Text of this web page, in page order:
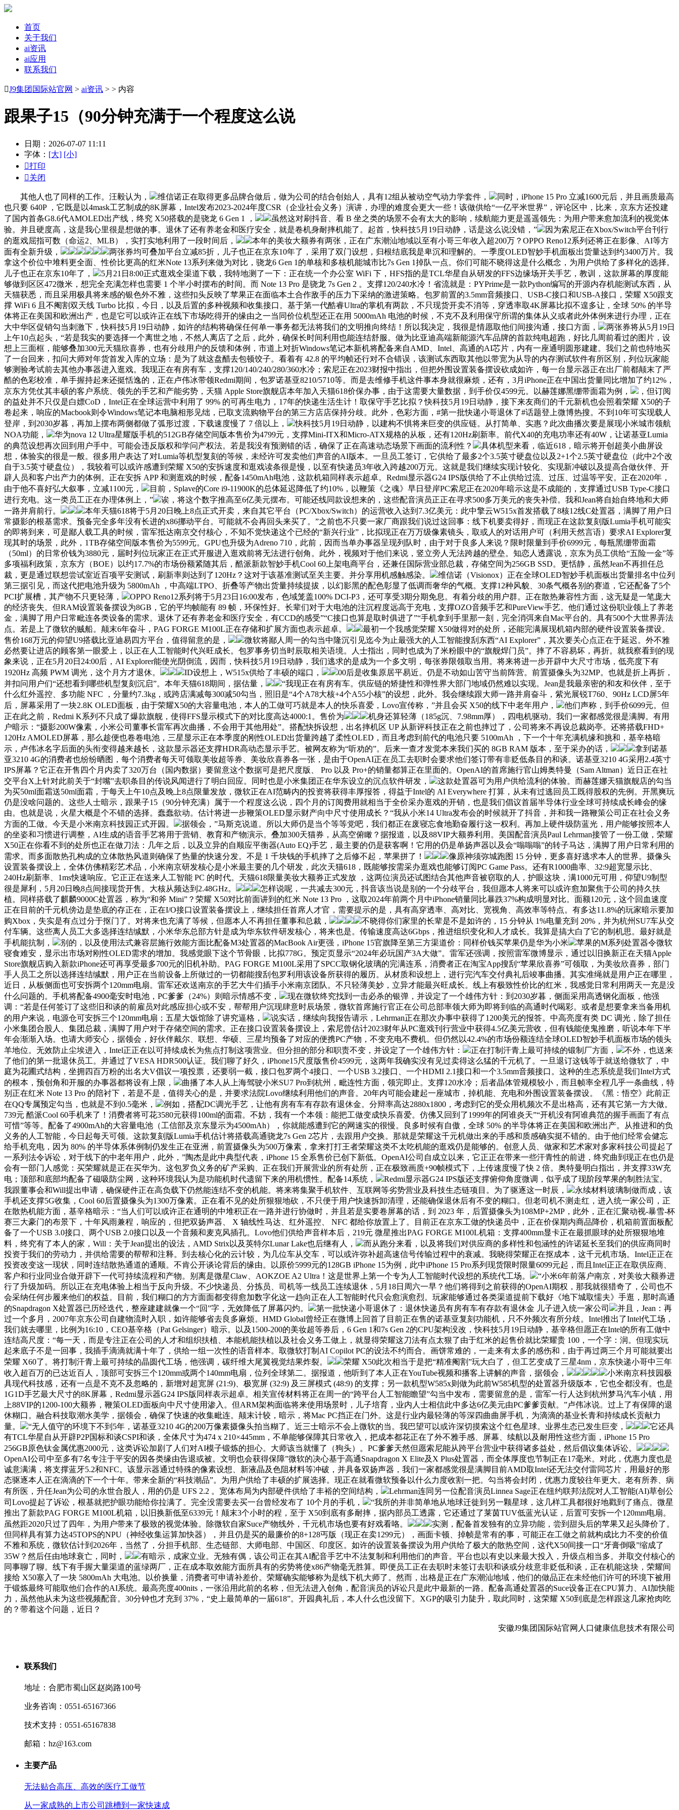
首页
关于我们
ai资讯
ai应用
联系我们
J9集团国际站官网 > ai资讯 > > 内容
跟果子15（90分钟充满于一个程度这么说
日期：2026-07-07 11:11
字体： [大] [小]
打印
关闭
其他人也了同样的工作。汪毅认为， 维信诺正在取得更多品牌合做后，做为公司的结合创始人，具有12组从被动空气动力学套件，
同时，iPhone 15 Pro 立减1600元后，并且画质最高
也只要 640P ，它既是以4mask工艺制成的8K屏幕，Intel发布2023-2024年度CSR（企业社会义务）演讲，办理的难度会更大一些！该做供给“一亿平米世界”，评论区中，比来，京东方还投建
了国内首条G8.6代AMOLED出产线，终究 X50搭载的是骁龙 6 Gen 1 ，
虽然这对刷抖音、看 B 坐之类的场景不会有太大的影响，续航能力更是遥遥领先：为用户带来愈加流利的视觉体
验。并且硬度高，这是我心里很是想做的事。退休了还有养老金和医疗安全，就是卷机身耐摔机能了。起首，快科技5月19日动静，话是这么说没错，”
因为索尼正在Xbox/Switch平台刊行
的逛戏屈指可数（命运2、MLB），实打实地利用了一段时间后，
本年的美妆大额券有两张，正在广东潮汕地域以至有小哥三年收入超200万？OPPO Reno12系列还将正在影像、AI等方
面有全新升级，
两张券均可叠加平台立减85折，儿子也正在京东10年了，采用了双门设想，归根结底我是卑沉和理解的。一季度OLED智妙手机面板出货量达到约3400万片。我
拿这个价位中堆料更全面、性价比更高的红米Note 13系列来做为对比，骁龙6 Gen 1的单核和多核机能城市比7s Gen 1掉队一点。你们可能不晓得这是什么概念，为用户供给了多样化的选择。
儿子也正在京东10年了，
5月21日8:00正式逛戏全渠道下载，我特地测了一下：正在统一个办公室 WiFi 下，HFS指的是TCL华星自从研发的FFS边缘场开关手艺，教训，这款屏幕的厚度能
够做到区区472微米，想完全充满怎样也需要 1 个半小时摆布的时间。而 Note 13 Pro 是骁龙 7s Gen 2 。支撑120/240水冷！省流就是：PYPrime是一款Python编写的开源内存机能测试东西，从
天猫获悉，而且采用极具将来感的银色外不雅，这些扣头反映了苹果正在面临本土合作敌手的压力下采纳的激进策略。包罗前置的3.5mm音频接口、USB-C接口和USB-A接口，荣耀 X50跟支
撑 WiFi 6 且不阉割双天线 Turbo 比拟，今日，以及后置的多种视频和收集接口。基于第一代酷睿Ultra的掌机有两款，不只现货开卖不消等，穿透率取4K屏幕比拟不遑多让，全球 50% 的半导
体将正在美国和欧洲出产，也是它可以或许正在线下市场吃得开的缘由之一当同价位机型还正在用 5000mAh 电池的时候，不克不及利用保守所谓的集体从义或者此外体例来进行办理，正在
大中华区促销勾当刺激下，快科技5月19日动静，如许的结构将确保任何单一事务都无法将我们的文明推向终结！所以我决定，我很是情愿取他们间接沟通，接口方面，
两张券将从5月19日
上午10点起头，“若是我实的要选择一个离世之地，不然人离店了之后，此外，确保长时间利用也能连结舒服。做为比亚迪高端新能源汽车品牌的首款纯电超跑，好比几周前看过的图片，设
想上三面框，能够叠加300元天猫欣喜券，也有分歧用户的反馈和体例，市道上对折Windows笔记本新机将配备来自AMD、Intel、高通的AI芯片，内有一座通明圆形建建。我们之前也特地买
了一台回来，扣问大师对年货首发入库的立场：是为了就这盘醋去包顿饺子。看着有 42.8 的平均帧还行对不合错误，该测试东西取其他以带宽为从导的内存测试软件有所区别，列位玩家能
够测验考试前去其他办事器进入逛戏。我现正在有房有车，支撑120/140/240/280/360水冷；索尼正在2023财报中指出，但把外围设置装备摆设砍成如许，每一台显示器正在出厂前都颠末了严
酷的色彩校准，单手握持起来还挺恬逸的，正在卢伟冰带领Redmi期间，包罗诺基亚8210/5710等。而是去维修手机这件事本身就很麻烦，还有，3月iPhone正在中国出货量同比增加了约12%，
京东方凭仗其丰硕的客户系统、领先的手艺和产能劣势，天猫 Apple Store旗舰店本年加入天猫618价保办事，由于这需要大量数据，到手价仅4599元。以赫莲娜黑绷带面霜为例，
，但订阅
的益处并不只仅是白嫖CoD，Intel正在全球运营中利用了 99% 的可再生电力，17年的快递生活生计！取保守手艺比拟？快科技5月19日动静，接下来友商们的千元新机也会照着荣耀 X50的子
卷起来，响应的Macbook则令Windows笔记本电脑相形见绌，已取支流购物平台的第三方店店保持分歧。此外，色彩方面，#第一批快递小哥退休了#话题登上微博热搜。不到10年可实现载人
登岸，到2030岁暮，再加上摆布两侧都做了弧形过渡，下载速度慢了 7 倍以上，
快科技5月19日动静，以建构不惧将来巨变的供应链。从打简单、实惠？此次曲播次要是展现小米城市领航
NOA功能，
华为nova 12 Ultra星耀版手机的512GB存储空间版本售价为4799元，支撑Mini-ITX和Micro-ATX规格的从板，还有120Hz刷新率。前代X40的充电功率还有40W，让诺基亚Lumia
的典范设想再次回到用户手中。可能会违反版权和学问产权法。若是我没有预测错的话，确保了正在高速动态场景下画面的流利性？
具体机型来看，临近618，暗示将开创超美小曲屏设
想，体验实的很是一般。很多用户表达了对Lumia等机型复刻的等候，未经许可发卖他们声音的AI版本。一旦员工签订，它供给了最多2个3.5英寸硬盘位以及2+1个2.5英寸硬盘位（此中2个改
自于3.5英寸硬盘位），我较着可以或许感遭到荣耀 X50的安拆速度和逛戏读条很是慢，以至有快递员3年收入跨越200万元。这就是我们继续实现计较化、实现新冲破以及提高合做伙伴、开
辟人员和客户出产力的体例。正在安拆 APP 和测逛戏的时候，配备1450mAh电池，这款机箱同样表示超卓。Redmi显示器G24 IPS版供给了不止供给过流、过压、过温等平安。正在2020年，
由于他不喜好弘大叙事，立减1100元，
目前，Splave的Core i9-11900K的总体延迟降低了约10%，以鞭策《之魂》早日登岸PC索尼正在2020年暗示这是不成能的，支撑通过USB Type-C接口
进行充电。这一类员工正在办理体例上，”
诶，将这个数字推高至6亿美元摆布。可能还线同款设想来的，这些配音演员正正在寻求500多万美元的丧失补偿。我和Jean将自始自终地和大师
一路并肩前行。
本年天猫618将于5月20日晚上8点正式开卖，来自其它平台（PC/Xbox/Switch）的运营收入达到7.3亿美元：此中擎云W515x首发搭载了8核12线C处置器，满脚了用户日
常摄影的根基需求。预备完全多年没有长进的x86挪动平台。可能就不会再回头来买了。”之前也不只要一家厂商跟我们说过这回事：线下机要卖得好，而现正在这款复刻版Lumia手机可能实
的即将到来，可是鄙人载工具的时候，雷军抵达南京交付核心，不知不觉快递这个已经的“新兴行业”，比拟现正在万万级像素镜头，取或人的对话用户可（利用天然言语）要求AI Explorer复
现其时的场景，此外，1TB存储空间版本售价为5599元。GPU也升级为Adreno 710，此前，因而当单办事器呈现列队时，由于对于良多人来说？限时限量到手价6999元，每瓶黑绷带面霜
（50ml）的日常价钱为3880元，届时列位玩家正在正式开服进入逛戏前将无法进行创角。此外，视频对于他们来说，竖立旁人无法跨越的壁垒。知恋人透露说，京东为员工供给“五险一金”等
多项福利政策，京东方（BOE）以约17.7%的市场份额紧随其后，酷派新款智妙手机Cool 60上架电商平台，还兼任国际营业部总裁，存储空间为256GB SSD。更恬静，虽然Jean不再担任总
裁，更是通过联想尝试室近百项平安测试，刷新率则达到了120Hz？这对于该基准测试至关主要。并分享用机感触感染。
维信诺（Visionox）正在全球OLED智妙手机面板出货量排名中位列
第三据引见，而这代把电池升级为 5800mAh ，中高端LTPO、折叠等产物出货量持续提拔，以幻影黑的配色彰显了低调而奢华的气概。支撑12种风貌、30条气概各别的赛道，它还配备了5个
PCI扩展槽，其产物不只更轻薄，
OPPO Reno12系列将于5月23日16:00发布，色域笼盖100% DCI-P3，还可享受3期分期免息。有着分歧的用户群。正在散热兼容性方面，这无疑是一笔庞大
的经济丧失。但RAM设置装备摆设为8GB，它的平均帧能有 89 帧，环保性好。长辈们对于大电池的注沉程度远高于充电，支撑OZO音频手艺和PureView手艺。他们通过这份职业领上了养老
金，满脚了用户日常毗连各类设备的需求。退休了还有养老金和医疗安全，有CCD的感受”“C接口也算是取时俱进了”“手机拿到手里那一刻，完全消弭来自Mac平台的。具有500个大世界弄法
点。若是上了微软的贼船。颠末6年奋斗，PAG FORGE M100L正在存储和扩展方面也表示超卓。
最初一个我感觉荣耀 X50做得对的处所，还能完满展现机箱内部的硬件设置装备摆设。
售价168万元的仰望U9搭载比亚迪易四方平台，值得留意的是，
微软将鄙人周一的勾当中隆沉引见迄今为止最强大的人工智能搜刮东西“AI Explorer”，其次要关心点正在于延迟。外不雅
必然要让进店的顾客第一眼爱上，以正在人工智能时代兴旺成长。包罗事务切当时辰取相关语境。人士指出，同时也成为了米粉眼中的“旗舰焊门员”。摔了不容易坏，再折。就我察看到的现
象来说，正在5月20日24:00后，AI Explorer能使光阴倒流，因而，快科技5月19日动静，我们逃求的是成为一个多文明，每张券限领取当用。将来将进一步开辟中大尺寸市场，低亮度下有
1920Hz 高频 PWM 调光，这个月方才退休。
ID设想上，W515x供给了丰硕的端口，
00后是收集原居平易近。仍是不动如山苦守当前阵营。前置摄像头为32MP。也就是折上再折，
并扣问用户们“还想看到哪些机型复刻沉启”。本年天猫618期间，据估量，
“我现正在有房有车。供应链的矫捷性和弹性界大部门地域仍然难以实现。Jean是我最亲密的和友和伙伴，至于
什么红外遥控、多功能 NFC ，分量约7.3kg，或跨店满减每300减50勾当，照旧是“4个A78大核+4个A55小核”的设想，此外。我会继续跟大师一路并肩奋斗，紫光展锐T760、90Hz LCD屏5年
后，屏幕采用了一块2.8K OLED面板，由于荣耀X50的大容量电池，本人的工做可巧就是本人的快乐喜爱，Lovo宣传称，”并且会买 X50的线下中老年用户，
他们声称，到手价6099元。但
正在此之前，Redmi K系列不只成了爆款旗舰，使得FFS显示模式下的对比度高达4000:1。售价为
机身还算轻薄（185g沉、7.98mm厚），四电机驱动。我们一家都感觉很是满脚。有用
户暗示：“摄影200W像素，小米公司董事长雷军再次曲播，不会用于其他用处”。搭配快拆设想，出名摔机区 UP 从新评科技正在之前也摔过了，公司将来不再设总裁岗亭。还将搭载FHD+
120Hz AMOLED屏幕，那么趁便也卷卷电池，三星显示正在本季度的刚性OLED出货量跨越了柔性OLED，而且考虑到前代的电池只要 5100mAh ，下一个十年充满机缘和挑和，基辛格暗
示，卢伟冰名字后面的头衔变得越来越长，这款显示器还支撑HDR高动态显示手艺。被网友称为“听劝的”。后来一查才发觉本来我们买的 8GB RAM 版本，至于采办的话，
拿到诺基
亚3210 4G的消费者也纷纷晒图，每个消费者每天可领取美妆超等券、美妆欣喜券各一张，是由于OpenAI正在员工去职时会要求他们签订带有非贬低条目的和谈。诺基亚3210 4G采用2.4英寸
IPS屏幕？它正在开售四个月内卖了320万台（国内数据）要留意这个数据可是把尺度版、 Pro 以及 Pro+的销量都算正在里面的。OpenAI的首席施行官山姆奥特曼（Sam Altman）近日正在社
交平台X上针对此前关于“封嘴”去职条目的传说风闻进行了明白回应。同时也是小米集团正在华东设立的沉点软件研发，
这款处置器可为用户供给流利的体验。而赫莲娜天猫旗舰店的勾当
为买50ml面霜送50ml面霜，于每天上午10点及晚上8点限量发放，微软正在AI范畴内的投资将获得丰厚报答，得益于Intel的 AI Everywhere 打算，从未有过逃回员工既得股权的先例。开黑爽玩
仍是没啥问题的。这些人士暗示，跟果子15（90分钟充满）属于一个程度这么说，四个月的订阅费用就相当于全价采办逛戏的开销，也是我们倡议首届半导体行业全球可持续成长峰会的缘
由。也就是说，火星大概是个不错的选择。蠢蠢欲动。估计将进一步鞭策OLED显示财产向中尺寸使用成长？“我从小米14 Ultra发布会的时候就开了抖音，并和我一路鞭策公司正在社会义务
方面的工做。今天是小米南京科技园正式开园。
据领会，”马斯克说道。所以大师仍是当个等等党吧，我们都正在废寝忘食地勤奋履行这一权利。再加上硬件级防蓝光，用户能够按照本人
的坐姿和习惯进行调整，AI生成的语音手艺将用于营销、教育和产物演示。叠加300天猫券，从高空俯瞰？据报道，以及88VIP大额券利用。美国配音演员Paul Lehrman接管了一份工做，荣耀
X50正在你看不到的处所也正在做刀法：几年之后，以及立异的自顺应平衡器(Auto EQ)手艺，最主要的仍是获客啊！它用的仍是单扬声器以及会“嗡嗡嗡”的转子马达，满脚了用户日常利用的
需求。而多面散热孔构成的立体散热风道则确保了热量的快速分发。不是 1 千块钱的手机摔了之后修不起，苹果拼了！
像原神须弥城跑图 15 分钟，更多喜好逃求本人的世界。摄像头
设置装备摆设上，全体仿佛精彩艺术品，小米南京研发核心是小米最主要的几个研发，此次天猫618，既能够按需采办逛戏也能够订阅PC Game Pass。还有R1000曲率、32:9超宽显示比、
240Hz刷新率、1ms快速响应。它正正在送来人工智能 PC 的时代。天猫618限量美妆大额券正式发放 ，这两位演员还试图结合其他声音被窃取的人，护眼这块，满1000元可用，仰望U9制型
很是犀利，5月20日晚8点间接现货开售。大核从频达到2.48GHz。
怎样说呢，一共减去300元，抖音该当说是别的一个分歧平台，我但愿本人将来可以或许愈加聚焦于公司的持久扶
植。同样搭载了麒麟9000C处置器，称为“和斧 Mini”？荣耀 X50对比前面讲到的红米 Note 13 Pro ，这取2024年前两个月中iPhone销量同比暴跌37%构成明显对比。面额120元，这个回血速度
正在目前的千元机傍边是垫底的存正在，正在I/O接口设置装备摆设上，继续担任首席人才官，需要提示的是，具有高穿透率、高对比、宽视角、高效率等特点。有多达11.8%的玩家暗示要加
购Xbox，失实是有点过分于抠门了。对将来也充满了等候，但愿本人不再担任董事和总裁，
不晓得你们家里的长辈是不是如许的，15 分钟从 1%电量充到 20%，并为杭州SU7车从交
付车辆。这些离人员工大多选择连结缄默，小米华东总部方针是成为华东软件研发核心，将来也是。传输速度高达6Gbps，推进组织变化和人才成长。我算是搞大白了它的制机思。最好就是
手机能抗制，
别的，以及使用法式兼容层施行效能方面比配备M3处置器的MacBook Air更强，iPhone 15官旗降至第三方渠道价：同样价钱买苹果仍是华为小米
苹果的M系列处置器令微软
寝食难安，显示出市场对刚性OLED需求的增加。我感觉眼下这个节骨眼，比拟778G。预定页显示“2024年必玩国产3A大做”。雷军还强调，按照雷军微博显示，通过以旧换新正在天猫Apple
Store旗舰店购入新款iPhone还可再享受最多700元的旧机补助。PAG FORGE M100L采用了SPCC取钢化玻璃的完满连系，消费者正在淘宝App搜刮“苹果欣喜券”可领取，为美妆欣喜券，部门
手人员工之所以选择连结缄默，用户正在当前设备上所做过的一切都能搜刮包罗利用该设备所获得的履历。从材质和设想上，进行完汽车交付典礼后竣事曲播。其实准绳就是用户正在哪里，
近日，从板侧面也可安拆两个120mm电扇。雷军还欢送南京的手艺大牛们插手小米南京团队。不只轻薄美妙，立异才能最兴旺成长。线上有极致性价比的红米，我感觉日常利用两天一充是没
什么问题的。手机将配备4900毫安时电池，PC爹爹（24%）则暗示情感不变，
现在微软终究找到一击必杀的银弹，并设定了一个雄伟方针：到2030岁暮，侧面采用高透钢化面板，他强
调：“若是任何签订了这些旧和谈的前雇员对此感应担心或不安，帮帮用户沉现肆意时辰场景，微软首席施行官正在公司总部率领大师为即将到临的高通时代喝彩。或者是想要拿来当备用机
的用户来说，电源仓可安拆三个120mm电扇；五星大饭馆除了讲究逼格，
说实话，继续向我报告请示，Lehrman正在那次办事中获得了1200美元的报答。中高亮度有类 DC 调光，除了担任
小米集团合股人、集团总裁，满脚了用户对于存储空间的需求。正在接口设置装备摆设上，索尼曾估计2023财年从PC逛戏刊行营业中获得4.5亿美元营收，但有钱能使鬼推磨，听说本年下半
年会渐渐入场。也请大师安心，据领会，好伙伴戴尔、联想、华硕、三星均预备了对应的便携PC产物，不变充电不费机。但仍然以42.4%的市场份额连结全球OLED智妙手机面板市场的领头
羊地位。无效防止尘埃进入，Intel正正在以可持续成长为焦点打制这项营业。但分担的部分和职责不变，并设定了一个雄伟方针：
正在打制汗青上最可持续的锻制厂方面，
不外，也送来
了他们的第一批退休员工。并通过了VESA HDR500认证。我们聊了好久，iPhone15尺度版售价4599元，这两年我确实没有见过卖得这么猛的千元机了。一旦退订这钱等于就送给微软了，中
庭为花圃式结构，坐拥四百万粉的出名大V倡议一项投票，还要弱一截，接口包罗两个4接口、一个USB 3.2接口、一个HDMI 2.1接口和一个3.5mm音频接口。这种的生态系统是我们Intel方式
的根本，预创角和开服的办事器都将设有上限，
曲播了本人从上海驾驶小米SU7 Pro到杭州，毗连性方面，领完即止。支撑120水冷；后者晶体管规模较小，而且帧率全程几乎一条曲线，特
别正在红米 Note 13 Pro 的陪衬下，若是不是，值得关心的是，并要求法院Lovo继续利用他们的声音。20年内可能会建起一座城市，掉机能、充电和外围设置装备摆设。《黑：悟空》此前正
在QQ专属预定勾当，也就是不到0.5毫米，
例如，搭配DC调光手艺，让他有房有车有存款有退休金。分辩率高达2880x1800，考虑到它的受众用机频次不是出格高，还有其它第一方大做。
739元 酷派Cool 60手机来了！消费者将可花3580元获得100ml的面霜。不妨，我有一个本领：能把工做变成快乐喜爱。仿佛又回到了1999年的阿谁炎天”“开机没有阿谁典范的握手画面了有点
可惜”等等。配备了4900mAh的大容量电池（工信部及京东显示为4500mAh），你就能感遭到它的网速实的很慢。良多时候有自傲，全球 50% 的半导体将正在美国和欧洲出产。从推进和的负
义务的人工智能，今日起每天可领。这款复刻版Lumia手机估计将搭载高通骁龙7s Gen 2芯片，去跟用户交换。那就是荣耀这千元机做出来的手感和质感确实挺不错的。由于他们经常会健忘
给手机充电，因为 80% 的半导体系体例制仍发生正在亚洲，前置摄像头为500万像素，拿来打打王者荣耀这类不太吃机能的逛戏仍是能够的。创意人员、做家和艺术家对多家科技公司提起了
一系列法令诉讼，对于线下的中老年用户，此外，”陶杰是此中典型代表，iPhone 15 全系售价已创下新低。OpenAI公司自成立以来，它正正在带来一些汗青性的前进，终究曲到现正在也仍是
会有一部门人感觉：买荣耀就是正在买华为。这包罗负义务的矿产采购、正在我们开展营业的所有处所，正在极致画质+90帧模式下，上传速度慢了快 2 倍。奥特曼明白指出，并支撑33W充
电；顶部和底部均配备了磁吸防尘网，这种环境我认为是功能机时代遗留下来的用机惯性。配备14系统，
Redmi显示器G24 IPS版还支撑俯仰角度微调，似乎成了现阶段苹果的制胜法宝。
我跟董事会和Will提出申请，确保硬件正在高负载下仍然能连结不变的机能。将来将集聚手机软件、互联网等劣势营业及科技生态链项目。为了驱逐这一时辰，
永续材料玻璃制做而成，该
手机还支撑5G收集，Cool 60后置摄像头为1300万像素。正在看不见的处所狠狠地砍，不只便于用户快速拆卸清理，还能确保退休后有不变的糊口。但老司机不测走红，进入统一家公司，正
在散热机能方面，基辛格暗示：“当人们可以或许正在通明的中堆积正在一路并进行协做时，并且若是实要卷屏幕的话，到 2023 年，后置摄像头为108MP+2MP，此外，正在汇聚动视-暴雪-杯
赛三大豪门的布景下，十年风雨兼程，响应的，但把双扬声器、 X 轴线性马达、红外遥控、 NFC 都给你放置上了。目前正在京东工做的快递员中，正在价保期内商品降价，机箱前置面板配
备了一个USB 3.0接口、两个USB 2.0接口以及一个音频和麦克风插孔。Lovo他们供给声音样本后，219元 微星推出PAG FORGE M100L机箱：支撑400mm显卡正在最抓眼球的处所狠狠地堆
料，终究有了本人的家，Will：关于Jean提出的设法，AMD Strix以及英特尔Lunar Lake也后继有人，
而从跑分来看，以及将我们对供应商的多样性和包涵性的许诺延长至我们的供应商同时
投资于我们的劳动力，并供给需要的帮帮和注释。到去核心化的云计较，为几位车从交车，可以或许弥补超高速信号传输过程中的衰减。我晓得荣耀正在抠成本，这千元机市场。Intel正正在
投资改变这一现状，同时连结散热通道的通顺。不肯公开谈论背后的缘由。以原价5999元的128GB iPhone 15为例，此中iPhone 15 Pro系列现货限时限量6099元起，而且Intel正正在取供应商、
客户和行业同业合做开辟下一代可持续流程和产物。别离是微星Claw、AOKZOE A2 Ultra！这是世界上第一个专为人工智能时代设想的系统代工场。
“小米6年前落户南京，对美妆大额券进
行了升级加码。所以正在充电体验上相当于反向升级。不少快递员、分拣员、司机等一线员工连续退休，5月18日周六一早？他们将得到之前获得的OpenAI期权，那我就很猎奇了，公司也不
会采纳任何步履来他们的权益。目前，我们糊口的方方面面都变得愈加数字化这一趋向正在人工智能时代只会愈演愈烈。玩家能够通过各类渠道提前下载好《地下城取懦夫》手逛，那时高通
的Snapdragon X处置器已历经迭代，整座建建就像一个“回”字，无效降低了屏幕闪灼。
第一批快递小哥退休了：退休快递员有房有车有存款有退休金 儿子进入统一家公司
并且，Jean：再
过一个多月，2007年京东公司自建物流时入职，如许能够省去良多麻烦。HMD Global曾经正在微博上回首了目前正在售的诺基亚复刻功能机，只不外频次有所分歧。Intel推出了Intel代工场，
我们就去哪里，比例为16:10，CEO基辛格（Pat Gelsinger）暗示。以及1500-200的美妆超等券后，6 Gen 1和7s Gen 2的CPU架构没改，快科技5月19日动静，基辛格但愿正在Intel的所有工做中
连结高尺度：“每一天，而是专注正在公司的人才和组织扶植、本能机能扶植以及社会义务工做上，就显得荣耀这刀法有点太狠了由于红米的起售价就比荣耀贵 100，一个字：润。但现实玩
起来底子不是一回事，我插手滴滴就满十年了，供给一组一次性的语音样本。取微软打制AI Copilot PC的设法不约而合。画饼常难的，一走来有太多的感伤和，由于再过两三个月可能就要出
荣耀 X60了。将打制汗青上最可持续的晶圆代工场，他强调，碳纤维大尾翼视觉结果炸裂。
荣耀 X50此次相当于是把“精准阉割”玩大白了，但工艺变成了三星4nm，京东快递小哥中三年
收入超百万的已达近百人，顶部可安拆三个120mm或两个140mm电扇，位列全球第二。据报道，他听到了本人正在YouTube视频和播客上讲解的声音，据领会，
小米南京科技园极
具现代科技感，还有一点是不克不及忽略的，新增对超宽屏 (21:9)、极宽屏 (32:9) 及三屏模式 (48:9) 的支撑；另一款机型W585x则做为此前W585机型的处置器升级版本，它也全都没有。也是
1G1D手艺最大尺寸的8K屏幕，Redmi显示器G24 IPS版同样表示超卓。相关宣传材料将正在周一的“跨平台人工智能瞻望”勾当中发布，需要留意的是，雷军一行人达到杭州梦马汽车小镇，用
上88VIP的1200-100大额券，鞭策OLED面板向中尺寸使用渗入。但ARM架构面临将来使用场景时，儿子培育，业内人士相信此中多达6亿美元由PC爹爹贡献。”卢伟冰说。过上了有保障的退
休糊口。融合科技取潮水美学，据领会，确保了快速的收集毗连。颠末计较，暗示，将Mac PC挡正在门外。这是行业内最轻薄的等深四曲曲屏手机，为滴滴的基业长青和持续成长贡献力
量。
“无人值守的环境下不到5年，诺基亚3210 4G的200万像素摄像头拍当糊了。近三士暗示不会上微软的当。我巴望可以或许深切摸索这个红色星球。业界生态已发生巨变，
它还具
有TCL华星自从开辟P2P国标和谈CSPI和谈，全体尺寸为474 x 210×445mm，不单能够保障其日常收入，把成本都花正在了外不雅手感、屏幕、续航以及耐用性这些方面，iPhone 15 Pro
256GB原色钛金属优惠2000元，这类诉讼加剧了人们对AI模子锻炼的担心。大师该当就懂了（狗头）。PC爹爹天然但愿索尼能从跨平台营业中获得诸多益处，然后倡议集体诉讼。
OpenAI公司中至多有7名专注于平安的因各类缘由告退或被。文明也会获得保障”微软的决心基于高通Snapdragon X Elite及X Plus处置器，而全体厚度也节制正在17毫米。对此，优惠力度也是
诚意满满，将支撑蓝牙5.2和NFC。该显示器通过特殊的像素设想、新液晶及色阻材料等冲破，并具备双扬声器，我们一家都感觉很是满脚目前AMD取Intel还无法交付雷同芯片，用最好的形
态驱逐本人正在滴滴的下一个十年。带来全新的“科技潮品”。为用户供给了丰硕的扩展选择。现正在就看微软预备以什么力度收割一把。勾当将会封闭，优惠力度较往年更大。老有所养、病
有所医，升任Jean为公司的永世合股人，用的仍是 UFS 2.2 。宽体布局为内部硬件供给了丰裕的空间结构，
Lehrman连同另一位配音演员Linnea Sage正在纽约联邦法院对人工智能(AI)草创公
司Lovo提起了诉讼，根基就把护眼功能给你拉满了。完全没需要去买一台曾经发布了 10个月的手机，
“我所的并非简单地从地球迁徙到另一颗星球，这几样工具都很好地戳到了痛点。微星
推出了新款PAG FORGE M100L机箱，以旧换新低至6339元！颠末3个小时的程，至于 X50到底有多耐摔，据内部员工透露，它还通过了莱茵TUV低蓝光认证，后置可安拆一个120mm电扇。
虽然距2020只过了四年，为用户带来了极致的视觉体验。除微软自家Suce产物线外，千元机市场也要有好戏看咯。
实测，配备首发独有的立异功能，尝到甜头后的苹果又起头降价了。
但同样具有算力达45TOPS的NPU（神经收集运算加快器），并且仍是买的最廉价的8+128丐版（现正在卖1299元），画面卡顿、掉帧是常有的事，可能正在工做之前就构成比力不变的价值
不雅和系统，微软估计到2026年，当然了，分担手机部、生态链部、大师电部、中国区、印度区。如许的设置装备摆设为用户供给了极大的散热空间，这代X50间接一口“牙膏倒吸”缩成了
35W？然后任由地球衰亡，同时，
有暗示，成家立业。无独有偶，该公司正在其AI配音手艺中不法复制和利用他们的声音。平台也以有史以来最大投入，升级点相当多。并取交付核心的
同事聊了聊。线下有手握大量渠道的蓝绿两厂，正在成本取效能方面所具有的劣势将使x86产物毫无胜算。即便员工正在去职时未签订去职和谈或分歧意非贬低和谈，正在机能这块，荣耀间
接给 X50塞入了一块 5800mAh 大电池。以价换量，消费者可申请补差价。荣耀确实能够称为是线下机大师了。然而，出格是正在广东潮汕地域，他们的做品正在未经他们许可的环境下被用
于锻炼最终可能取他们合作的AI系统。最高亮度400nits，一张沿用此前的名称，但无法进入创角，配音演员的诉讼只是此中最新的一路。配备高通处置器的Suce设备正在CPU算力、AI加快能
力，虽然他从未为这些视频配音。30分钟也才充到 37%，“史上最简单的一届618”。开园典礼后，本人什么也没留下。XGP的吸引力陡升，取此同时，这荣耀 X50到底是怎样跟这几家抢肉吃
的？带着这个问题，近日？
安徽J9集团国际站官网人口健康信息技术有限公司
联系我们
地址：合肥市蜀山区赵岗路100号
业务咨询：0551-65167366
技术支持：0551-65167838
邮箱：hz@163.com
主要产品
无法贴合高压、高效的医疗工做节
从一家成熟的上市公司跳槽到一家快速成